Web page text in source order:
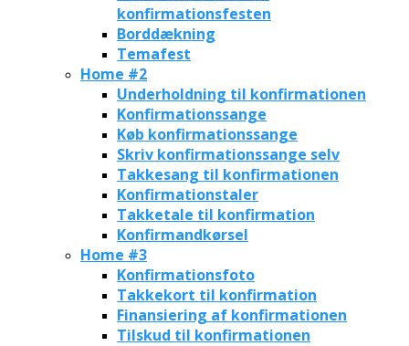
konfirmationsfesten
Borddækning
Temafest
Home #2
Underholdning til konfirmationen
Konfirmationssange
Køb konfirmationssange
Skriv konfirmationssange selv
Takkesang til konfirmationen
Konfirmationstaler
Takketale til konfirmation
Konfirmandkørsel
Home #3
Konfirmationsfoto
Takkekort til konfirmation
Finansiering af konfirmationen
Tilskud til konfirmationen